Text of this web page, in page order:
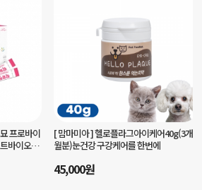
40g(3개
[ 주식회사 유니콘 ]챔프로 말티즈 전용 강
아지 영양제 1~3단계 맞춤형
35,000원
% 25,000